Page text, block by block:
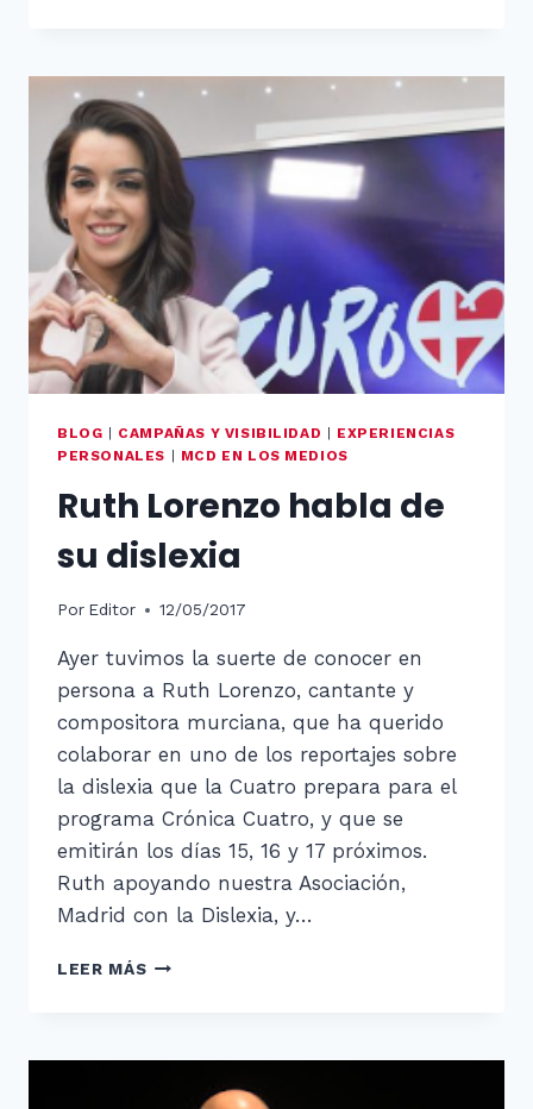
BLOG | CAMPAÑAS Y VISIBILIDAD | EXPERIENCIAS
PERSONALES | MCD EN LOS MEDIOS
Ruth Lorenzo habla de
su dislexia
Por Editor 12/05/2017
Ayer tuvimos la suerte de conocer en
persona a Ruth Lorenzo, cantante y
compositora murciana, que ha querido
colaborar en uno de los reportajes sobre
la dislexia que la Cuatro prepara para el
programa Crónica Cuatro, y que se
emitirán los días 15, 16 y 17 próximos.
Ruth apoyando nuestra Asociación,
Madrid con la Dislexia, y…
LEER MÁSRUTH
SU
DISLEXIA